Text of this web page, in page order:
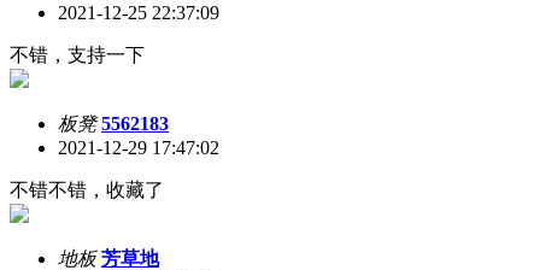
2021-12-25 22:37:09
不错，支持一下
板凳 5562183
2021-12-29 17:47:02
不错不错，收藏了
地板 芳草地